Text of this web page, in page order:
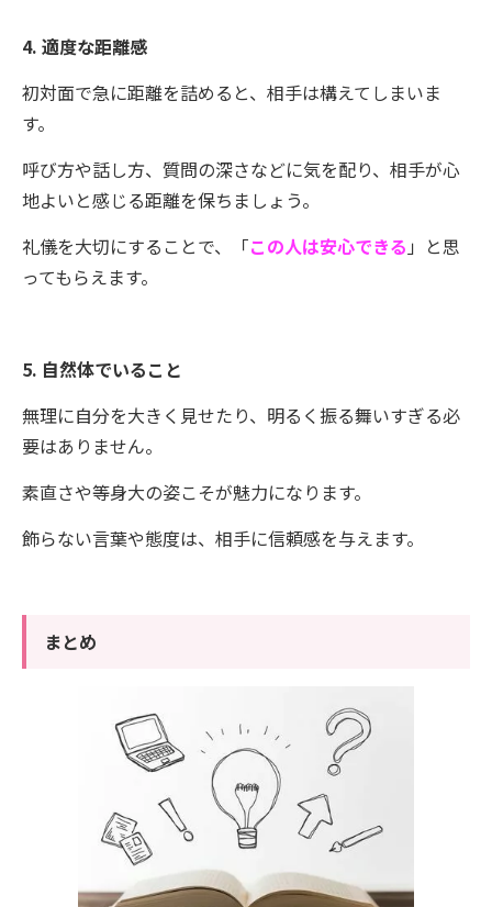
4. 適度な距離感
初対面で急に距離を詰めると、相手は構えてしまいま
す。
呼び方や話し方、質問の深さなどに気を配り、相手が心
地よいと感じる距離を保ちましょう。
礼儀を大切にすることで、「この人は安心できる 」と思
ってもらえます。
5. 自然体でいること
無理に自分を大きく見せたり、明るく振る舞いすぎる必
要はありません。
素直さや等身大の姿こそが魅力になります。
飾らない言葉や態度は、相手に信頼感を与えます。
まとめ